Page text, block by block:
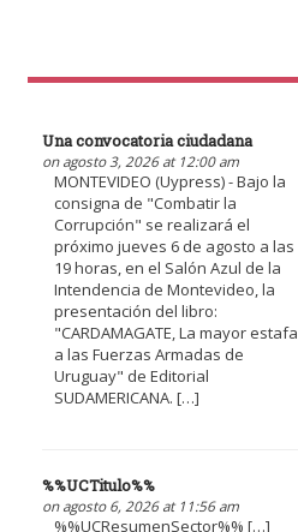
Una convocatoria ciudadana
on agosto 3, 2026 at 12:00 am
MONTEVIDEO (Uypress) - Bajo la
consigna de "Combatir la
Corrupción" se realizará el
próximo jueves 6 de agosto a las
19 horas, en el Salón Azul de la
Intendencia de Montevideo, la
presentación del libro:
"CARDAMAGATE, La mayor estafa
a las Fuerzas Armadas de
Uruguay" de Editorial
SUDAMERICANA. […]
%%UCTitulo%%
on agosto 6, 2026 at 11:56 am
%%UCResumenSector%% […]